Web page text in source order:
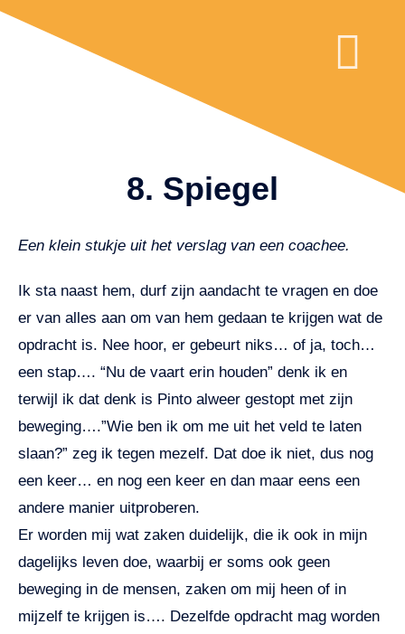
8. Spiegel
Een klein stukje uit het verslag van een coachee.
Ik sta naast hem, durf zijn aandacht te vragen en doe
er van alles aan om van hem gedaan te krijgen wat de
opdracht is. Nee hoor, er gebeurt niks… of ja, toch…
een stap…. “Nu de vaart erin houden” denk ik en
terwijl ik dat denk is Pinto alweer gestopt met zijn
beweging….”Wie ben ik om me uit het veld te laten
slaan?” zeg ik tegen mezelf. Dat doe ik niet, dus nog
een keer… en nog een keer en dan maar eens een
andere manier uitproberen.
Er worden mij wat zaken duidelijk, die ik ook in mijn
dagelijks leven doe, waarbij er soms ook geen
beweging in de mensen, zaken om mij heen of in
mijzelf te krijgen is…. Dezelfde opdracht mag worden